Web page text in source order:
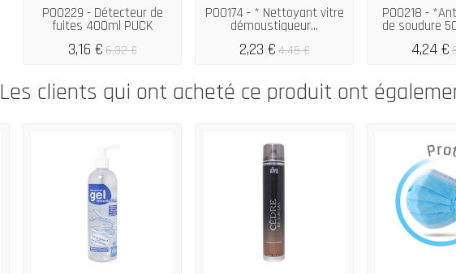
P00229 - Détecteur de
fuites 400ml PUCK
3,16 €6,32 €
P00174 - * Nettoyant vitre
démoustiqueur...
2,23 €4,45 €
P00218 -
de soudure
4,24 €
Les clients qui ont acheté ce produit ont